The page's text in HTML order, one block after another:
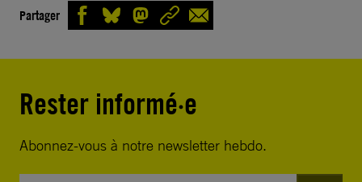
Partager
Rester informé·e
Abonnez-vous à notre newsletter hebdo.